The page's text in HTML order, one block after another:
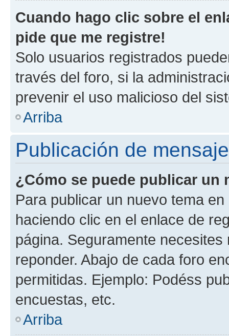
Cuando hago clic sobre el
pide que me registre!
Solo usuarios registrados
través del foro, si la
prevenir el uso malicioso del
Arriba
Publicación de
¿Cómo se puede publicar un
Para publicar un nuevo tema
haciendo clic en el enlace de
página. Seguramente
reponder. Abajo de cada foro
permitidas. Ejemplo: Podéss
encuestas, etc.
Arriba